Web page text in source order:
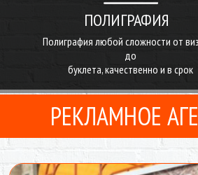
Полиграфия любой сложности от
до
буклета, качественно и в срок
РЕКЛАМНОЕ
ПОЛИГРАФИЯ